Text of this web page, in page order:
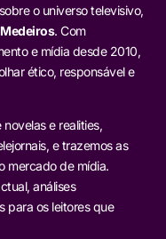
o universo televisivo,
. Com
e mídia desde 2010,
ético, responsável e
e realities,
e trazemos as
mercado de mídia.
análises
para os leitores que